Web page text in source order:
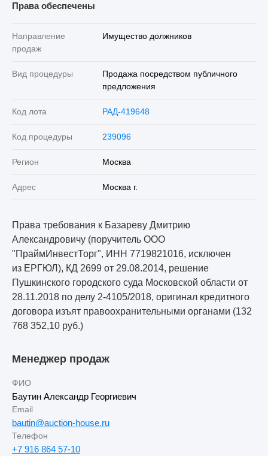
Права обеспечены
Направление
продаж
Имущество должников
Вид процедуры
Продажа посредством публичного
предложения
Код лота РАД-419648
Код процедуры 239096
Регион Москва
Адрес Москва г.
Права требования к Базареву Дмитрию
Александровичу (поручитель ООО
"ПраймИнвестТорг", ИНН 7719821016, исключен
из ЕРГЮЛ), КД 2699 от 29.08.2014, решение
Пушкинского городского суда Московской области от
28.11.2018 по делу 2-4105/2018, оригинал кредитного
договора изъят правоохранительными органами (132
768 352,10 руб.)
Менеджер продаж
ФИО
Баутин Александр Георгиевич
Email
bautin@auction-house.ru
Телефон
+7 916 864 57-10